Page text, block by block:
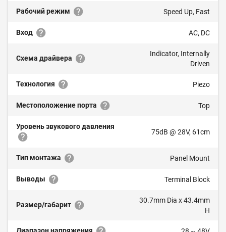
Рабочий режим Speed Up, Fast
Вход AC, DC
Схема драйвера
Indicator, Internally
Driven
Технология Piezo
Местоположение порта Top
Уровень звукового давления
75dB @ 28V, 61cm
Тип монтажа Panel Mount
Выводы Terminal Block
Размер/габарит
30.7mm Dia x 43.4mm
H